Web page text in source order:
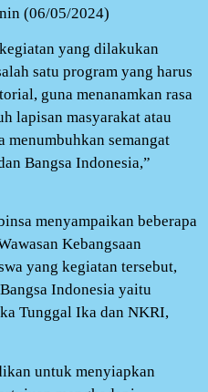
(06/05/2024)
yang dilakukan
satu program yang harus
guna menanamkan rasa
lapisan masyarakat atau
menumbuhkan semangat
Bangsa Indonesia,”
menyampaikan beberapa
Kebangsaan
yang kegiatan tersebut,
Indonesia yaitu
Tunggal Ika dan NKRI,
untuk menyiapkan